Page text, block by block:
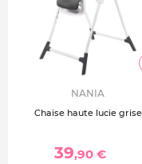
NANIA
Chaise haute lucie grise
39,90 €